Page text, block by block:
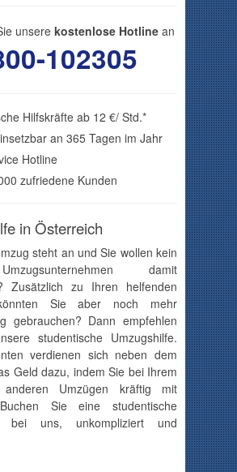
unsere kostenlose Hotline an
102305
Hilfskräfte ab 12 €/ Std.*
an 365 Tagen im Jahr
Hotline
zufriedene Kunden
in Österreich
steht an und Sie wollen kein
damit
Zusätzlich zu Ihren helfenden
Sie aber noch mehr
gebrauchen? Dann empfehlen
studentische Umzugshilfe.
verdienen sich neben dem
Geld dazu, indem Sie bei Ihrem
Umzügen kräftig mit
Sie eine studentische
bei uns, unkompliziert und